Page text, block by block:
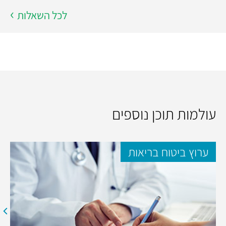
לכל השאלות
עולמות תוכן נוספים
ערוץ ביטוח בריאות